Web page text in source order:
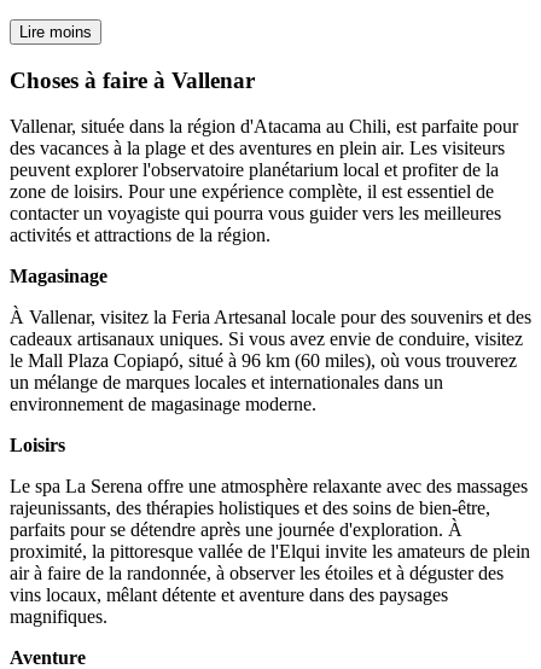
Lire moins
Choses à faire à Vallenar
Vallenar, située dans la région d'Atacama au Chili, est parfaite pour
des vacances à la plage et des aventures en plein air. Les visiteurs
peuvent explorer l'observatoire planétarium local et profiter de la
zone de loisirs. Pour une expérience complète, il est essentiel de
contacter un voyagiste qui pourra vous guider vers les meilleures
activités et attractions de la région.
Magasinage
À Vallenar, visitez la Feria Artesanal locale pour des souvenirs et des
cadeaux artisanaux uniques. Si vous avez envie de conduire, visitez
le Mall Plaza Copiapó, situé à 96 km (60 miles), où vous trouverez
un mélange de marques locales et internationales dans un
environnement de magasinage moderne.
Loisirs
Le spa La Serena offre une atmosphère relaxante avec des massages
rajeunissants, des thérapies holistiques et des soins de bien-être,
parfaits pour se détendre après une journée d'exploration. À
proximité, la pittoresque vallée de l'Elqui invite les amateurs de plein
air à faire de la randonnée, à observer les étoiles et à déguster des
vins locaux, mêlant détente et aventure dans des paysages
magnifiques.
Aventure